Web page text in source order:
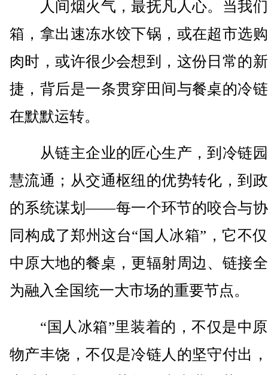
人间烟火气，最抚凡人心。当我
箱，拿出速冻水饺下锅，或在超市选
肉时，或许很少会想到，这份日常的
捷，背后是一条贯穿田间与餐桌的冷
在默默运转。
从链主企业的匠心生产，到冷链
慧流通；从交通枢纽的优势转化，到
的系统谋划——每一个环节的咬合与
同构成了郑州这台“国人冰箱”，它不
中原大地的餐桌，更辐射周边、链接
为融入全国统一大市场的重要节点。
“国人冰箱”里装着的，不仅是中
物产丰饶，不仅是冷链人的坚守付出